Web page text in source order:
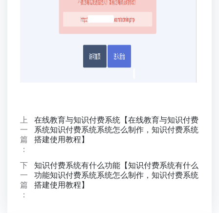
上
一
篇
：
在线教育与知识付费系统【在线教育与知识付费
系统知识付费系统系统怎么制作，知识付费系统
搭建使用教程】
下
一
篇
：
知识付费系统有什么功能【知识付费系统有什么
功能知识付费系统系统怎么制作，知识付费系统
搭建使用教程】